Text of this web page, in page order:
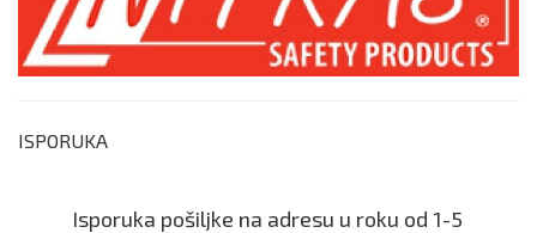
ISPORUKA
Isporuka pošiljke na adresu u roku od 1-5